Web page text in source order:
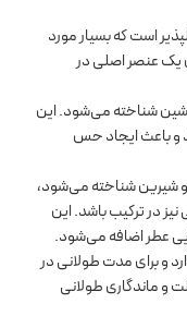
است که بسیار مورد
یک عنصر اصلی در
شناخته می‌شود. این
و باعث ایجاد حس
و شیرین شناخته می‌شود،
در ترکیب باشد. این
عطر اضافه می‌شود.
و برای مدت طولانی در
و ماندگاری طولانی